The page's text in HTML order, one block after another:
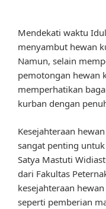
Mendekati waktu
menyambut hewan
Namun, selain
pemotongan hewan
memperhatikan
kurban dengan
Kesejahteraan
sangat penting
Satya Mastuti
dari Fakultas
kesejahteraan
seperti pemberian